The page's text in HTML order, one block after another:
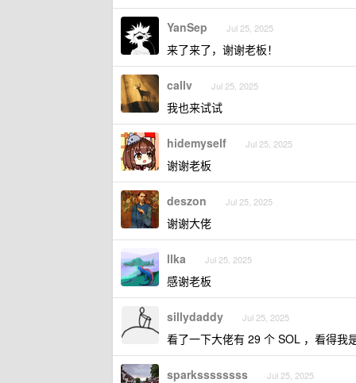
YanSep Jul 25, 2025
来了来了，谢谢老板！
callv Jul 25, 2025
我也来试试
hidemyself Jul 25, 2025
谢谢老板
deszon Jul 25, 2025
谢谢大佬
llka Jul 25, 2025
感谢老板
sillydaddy Jul 25, 2025
看了一下大佬有 29 个 SOL ，看得我
sparkssssssss Jul 25, 2025